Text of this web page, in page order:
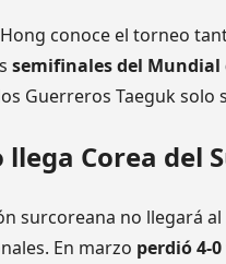
conoce el torneo
semifinales del Mundial
Guerreros Taeguk
llega Corea del
surcoreana no llegará
En marzo perdió 4-